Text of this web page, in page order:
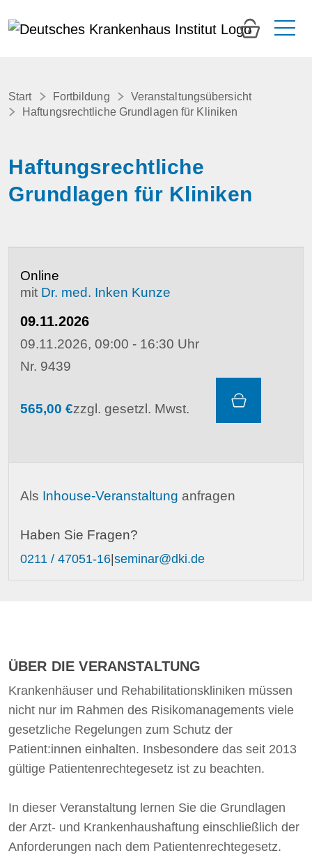
0
Start Fortbildung
Veranstaltungsübersicht
Haftungsrechtliche Grundlagen für Kliniken
Haftungsrechtliche
Grundlagen für Kliniken
Online
mit Dr. med. Inken Kunze
09.11.2026
09.11.2026, 09:00 - 16:30 Uhr
Nr. 9439
565,00 €zzgl. gesetzl. Mwst.
Als Inhouse-Veranstaltung anfragen
Haben Sie Fragen?
0211 / 47051-16 seminar@dki.de
ÜBER DIE VERANSTALTUNG
Krankenhäuser und Rehabilitationskliniken müssen
nicht nur im Rahmen des Risikomanagements viele
gesetzliche Regelungen zum Schutz der
Patient:innen einhalten. Insbesondere das seit 2013
gültige Patientenrechtegesetz ist zu beachten.
In dieser Veranstaltung lernen Sie die Grundlagen
der Arzt- und Krankenhaushaftung einschließlich der
Anforderungen nach dem Patientenrechtegesetz.